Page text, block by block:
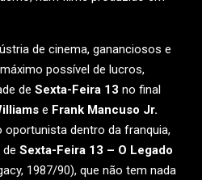
de cinema, gananciosos e
possível de lucros,
de Sexta-Feira 13 no final
e Frank Mancuso Jr.
dentro da franquia,
Sexta-Feira 13 – O Legado
1987/90), que não tem nada